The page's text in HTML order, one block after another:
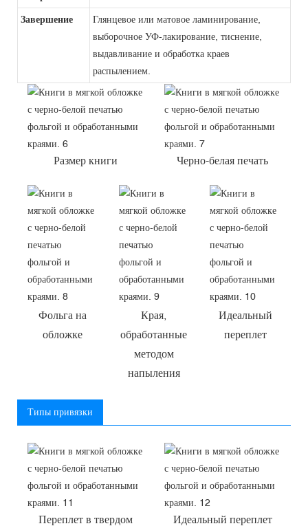
Завершение
Глянцевое или матовое ламинирование,
выборочное УФ-лакирование, тиснение,
выдавливание и обработка краев
распылением.
Размер книги Черно-белая печать
Фольга на
обложке
Края,
обработанные
методом
напыления
Идеальный
переплет
Типы привязки
Переплет в твердом
Идеальный переплет